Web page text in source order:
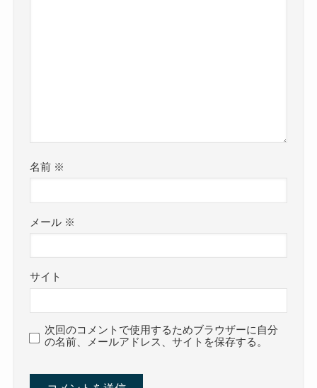
名前 ※
メール ※
サイト
次回のコメントで使用するためブラウザーに自分
の名前、メールアドレス、サイトを保存する。